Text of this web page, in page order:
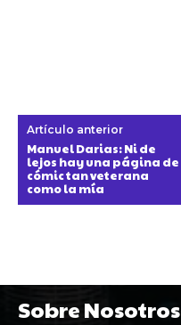
Artículo anterior
Manuel Darias: Ni de
lejos hay una página de
cómic tan veterana
como la mía
Sobre Nosotros